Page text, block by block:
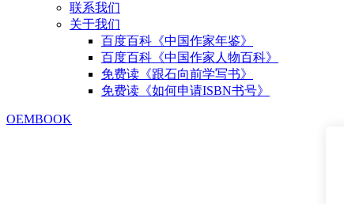
联系我们
关于我们
百度百科《中国作家年鉴》
百度百科《中国作家人物百科》
免费读《跟石向前学写书》
免费读《如何申请ISBN书号》
OEMBOOK